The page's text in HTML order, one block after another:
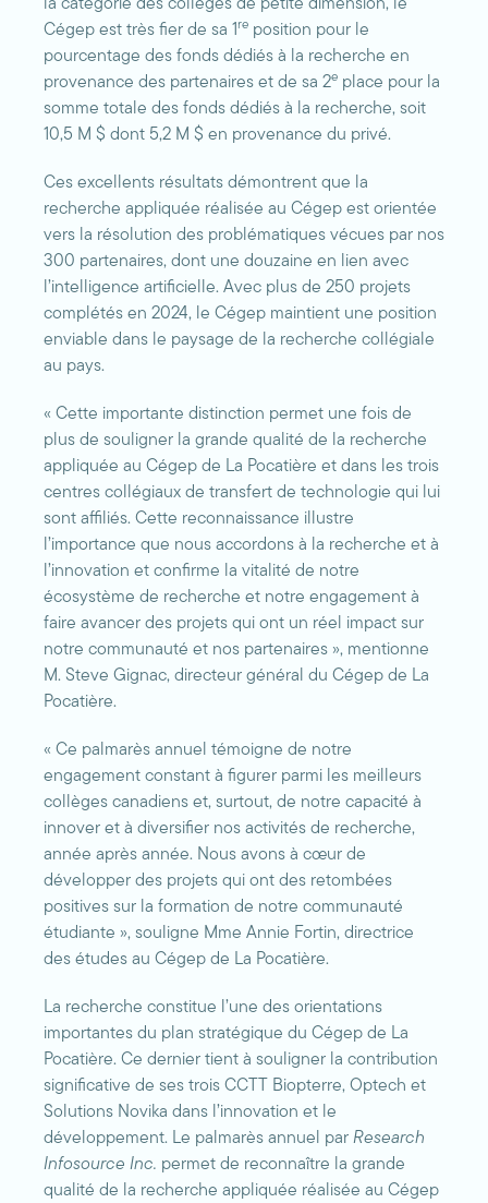
la catégorie des collèges de petite dimension, le
Cégep est très fier de sa 1re position pour le
pourcentage des fonds dédiés à la recherche en
provenance des partenaires et de sa 2e place pour la
somme totale des fonds dédiés à la recherche, soit
10,5 M $ dont 5,2 M $ en provenance du privé.
Ces excellents résultats démontrent que la
recherche appliquée réalisée au Cégep est orientée
vers la résolution des problématiques vécues par nos
300 partenaires, dont une douzaine en lien avec
l’intelligence artificielle. Avec plus de 250 projets
complétés en 2024, le Cégep maintient une position
enviable dans le paysage de la recherche collégiale
au pays.
« Cette importante distinction permet une fois de
plus de souligner la grande qualité de la recherche
appliquée au Cégep de La Pocatière et dans les trois
centres collégiaux de transfert de technologie qui lui
sont affiliés. Cette reconnaissance illustre
l’importance que nous accordons à la recherche et à
l’innovation et confirme la vitalité de notre
écosystème de recherche et notre engagement à
faire avancer des projets qui ont un réel impact sur
notre communauté et nos partenaires », mentionne
M. Steve Gignac, directeur général du Cégep de La
Pocatière.
« Ce palmarès annuel témoigne de notre
engagement constant à figurer parmi les meilleurs
collèges canadiens et, surtout, de notre capacité à
innover et à diversifier nos activités de recherche,
année après année. Nous avons à cœur de
développer des projets qui ont des retombées
positives sur la formation de notre communauté
étudiante », souligne Mme Annie Fortin, directrice
des études au Cégep de La Pocatière.
La recherche constitue l’une des orientations
importantes du plan stratégique du Cégep de La
Pocatière. Ce dernier tient à souligner la contribution
significative de ses trois CCTT Biopterre, Optech et
Solutions Novika dans l’innovation et le
développement. Le palmarès annuel par Research
Infosource Inc. permet de reconnaître la grande
qualité de la recherche appliquée réalisée au Cégep